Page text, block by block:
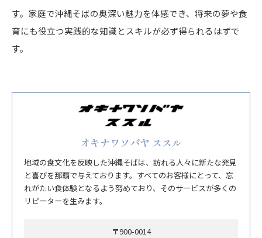
す。家庭で沖縄そばの奥深い魅力を体感でき、将来の夢や食
育にも役立つ実践的な知識とスキルが必ず得られるはずで
す。
オキナワソバヤ ススル
地域の食文化を反映した沖縄そばは、訪れる人々に新たな発見
と喜びを那覇で与えております。すべてのお客様にとって、忘
れがたい食体験となるよう努めており、そのサービスが多くの
リピーターを生みます。
〒900-0014